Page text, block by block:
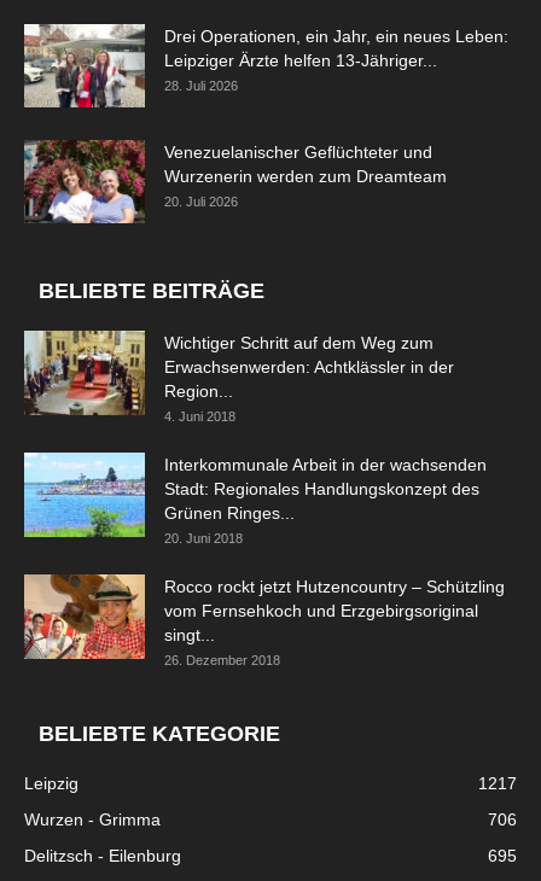
Drei Operationen, ein Jahr, ein neues Leben:
Leipziger Ärzte helfen 13-Jähriger...
28. Juli 2026
Venezuelanischer Geflüchteter und
Wurzenerin werden zum Dreamteam
20. Juli 2026
BELIEBTE BEITRÄGE
Wichtiger Schritt auf dem Weg zum
Erwachsenwerden: Achtklässler in der
Region...
4. Juni 2018
Interkommunale Arbeit in der wachsenden
Stadt: Regionales Handlungskonzept des
Grünen Ringes...
20. Juni 2018
Rocco rockt jetzt Hutzencountry – Schützling
vom Fernsehkoch und Erzgebirgsoriginal
singt...
26. Dezember 2018
BELIEBTE KATEGORIE
Leipzig
1217
Wurzen - Grimma
706
Delitzsch - Eilenburg
695